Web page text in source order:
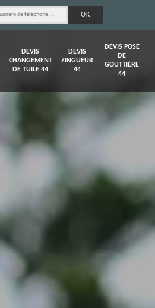
DEVIS
CHANGEMENT
DE TUILE 44
DEVIS
ZINGUEUR
44
DEVIS POSE
DE
GOUTTIÈRE
44